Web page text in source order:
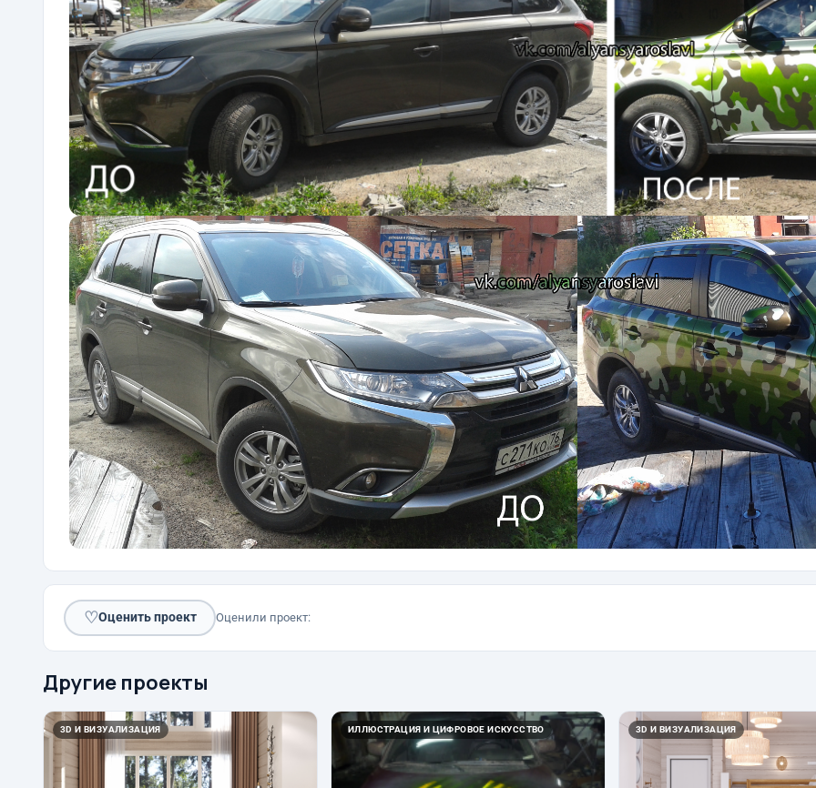
♡Оценить проект Оценили проект:
Другие проекты
3D И ВИЗУАЛИЗАЦИЯ ИЛЛЮСТРАЦИЯ И ЦИФРОВОЕ ИСКУССТВО 3D И ВИЗУАЛИЗАЦИЯ